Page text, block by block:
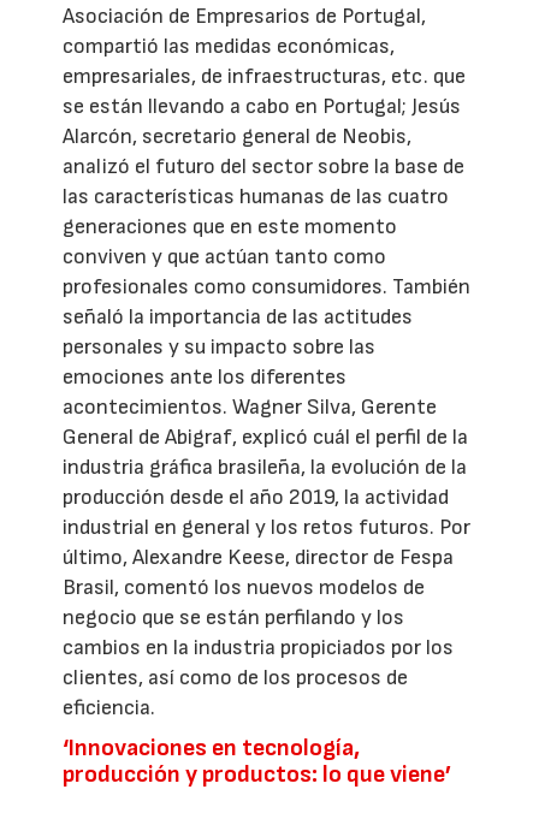
Asociación de Empresarios de Portugal,
compartió las medidas económicas,
empresariales, de infraestructuras, etc. que
se están llevando a cabo en Portugal; Jesús
Alarcón, secretario general de Neobis,
analizó el futuro del sector sobre la base de
las características humanas de las cuatro
generaciones que en este momento
conviven y que actúan tanto como
profesionales como consumidores. También
señaló la importancia de las actitudes
personales y su impacto sobre las
emociones ante los diferentes
acontecimientos. Wagner Silva, Gerente
General de Abigraf, explicó cuál el perfil de la
industria gráfica brasileña, la evolución de la
producción desde el año 2019, la actividad
industrial en general y los retos futuros. Por
último, Alexandre Keese, director de Fespa
Brasil, comentó los nuevos modelos de
negocio que se están perfilando y los
cambios en la industria propiciados por los
clientes, así como de los procesos de
eficiencia.
‘Innovaciones en tecnología,
producción y productos: lo que viene’